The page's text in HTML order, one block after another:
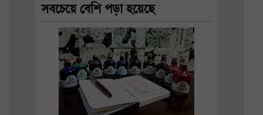
সবচেয়ে বেশি পড়া হয়েছে